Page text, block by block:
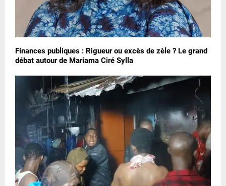
Finances publiques : Rigueur ou excès de zèle ? Le grand
débat autour de Mariama Ciré Sylla